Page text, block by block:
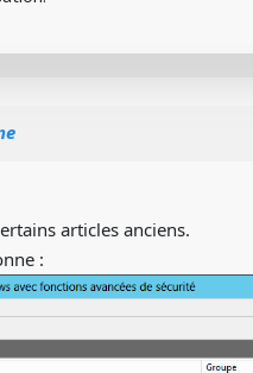
articles anciens.
: